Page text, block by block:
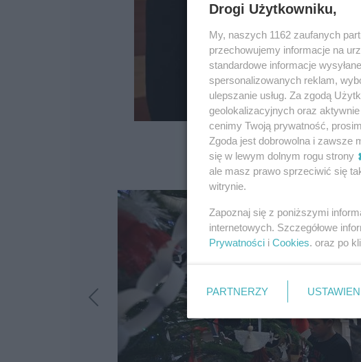
Drogi Użytkowniku,
My, naszych 1162 zaufanych
przechowujemy informacje na
standardowe informacje
spersonalizowanych reklam,
ulepszanie usług. Za zgodą
geolokalizacyjnych oraz
cenimy Twoją prywatność,
Zgoda jest dobrowolna i zawsze
się w lewym dolnym rogu strony
ale masz prawo sprzeciwić się
witrynie.
Zapoznaj się z poniższymi
internetowych. Szczegółowe
Prywatności i Cookies. oraz po
PARTNERZY